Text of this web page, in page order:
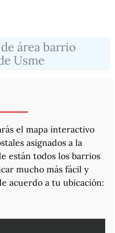
área barrio
Usme
el mapa interactivo
asignados a la
están todos los barrios
mucho más fácil y
acuerdo a tu ubicación: